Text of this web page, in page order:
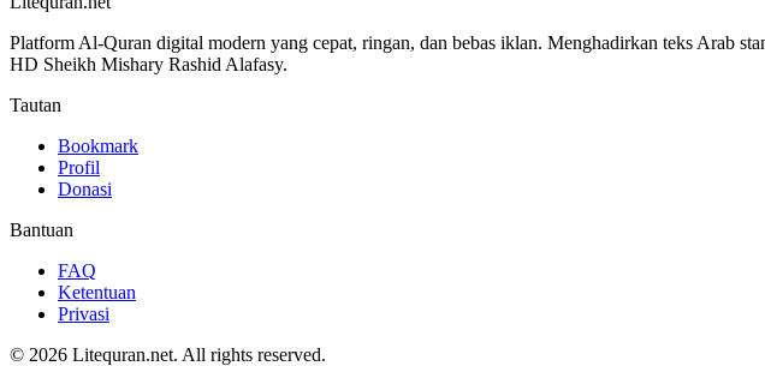
Platform Al-Quran digital modern yang cepat, ringan, dan bebas iklan. Menghadirkan teks Arab
HD Sheikh Mishary Rashid Alafasy.
Tautan
Bookmark
Profil
Donasi
Bantuan
FAQ
Ketentuan
Privasi
© 2026 Litequran.net. All rights reserved.